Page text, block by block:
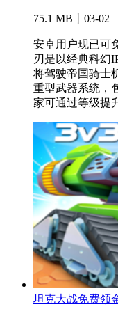
75.1 MB丨03-02
安卓用户现已可
刃是以经典科幻
将驾驶帝国骑士
重型武器系统，
家可通过等级提
坦克大战免费领